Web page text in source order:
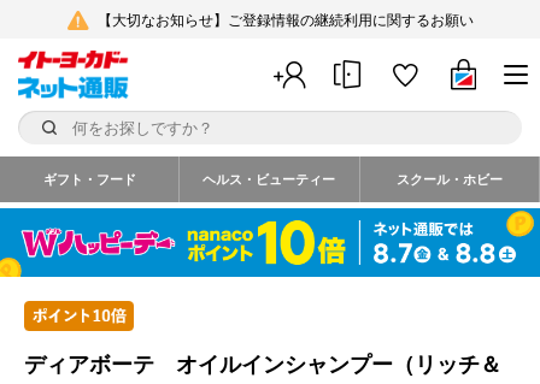
【大切なお知らせ】ご登録情報の継続利用に関するお願い
ギフト・フード ヘルス・ビューティー スクール・ホビー
ディアボーテ オイルインシャンプー（リッチ＆